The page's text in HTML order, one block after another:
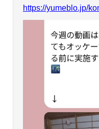
https://yumeblo.jp/